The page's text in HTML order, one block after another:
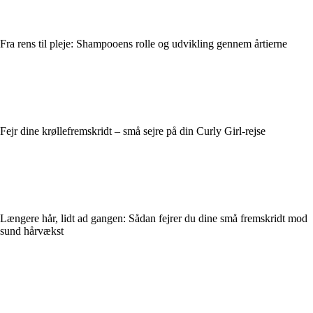
Fra rens til pleje: Shampooens rolle og udvikling gennem årtierne
Fejr dine krøllefremskridt – små sejre på din Curly Girl-rejse
Længere hår, lidt ad gangen: Sådan fejrer du dine små fremskridt mod
sund hårvækst